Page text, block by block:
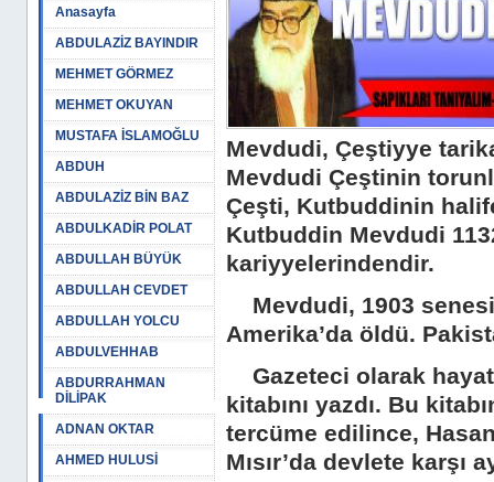
Anasayfa
ABDULAZİZ BAYINDIR
MEHMET GÖRMEZ
MEHMET OKUYAN
MUSTAFA İSLAMOĞLU
ABDUH
ABDULAZİZ BİN BAZ
ABDULKADİR POLAT
ABDULLAH BÜYÜK
ABDULLAH CEVDET
ABDULLAH YOLCU
ABDULVEHHAB
ABDURRAHMAN
DİLİPAK
ADNAN OKTAR
AHMED HULUSİ
Mevdudi, Çeştiyye
Mevdudi Çeştinin
Çeşti, Kutbuddinin
Kutbuddin Mevdudi
kariyyelerindendir.
Mevdudi, 1903
Amerika’da öldü.
Gazeteci olarak
kitabını yazdı. Bu
tercüme edilince,
Mısır’da devlete